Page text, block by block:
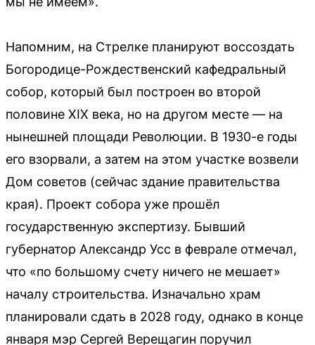
Напомним, на Стрелке планируют воссоздать
Богородице-Рождественский кафедральный
собор, который был построен во второй
половине XIX века, но на другом месте — на
нынешней площади Революции. В 1930-е годы
его взорвали, а затем на этом участке возвели
Дом советов (сейчас здание правительства
края). Проект собора уже прошёл
государственную экспертизу. Бывший
губернатор Александр Усс в феврале отмечал,
что «по большому счету ничего не мешает»
началу строительства. Изначально храм
планировали сдать в 2028 году, однако в конце
января мэр Сергей Верещагин поручил